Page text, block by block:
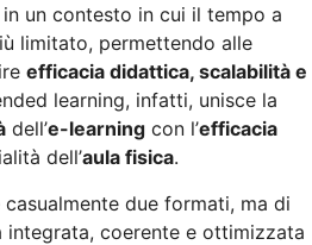
un contesto in cui il tempo a
limitato, permettendo alle
efficacia didattica, scalabilità e
learning, infatti, unisce la
dell’e-learning con l’efficacia
dell’aula fisica.
due formati, ma di
integrata, coerente e ottimizzata